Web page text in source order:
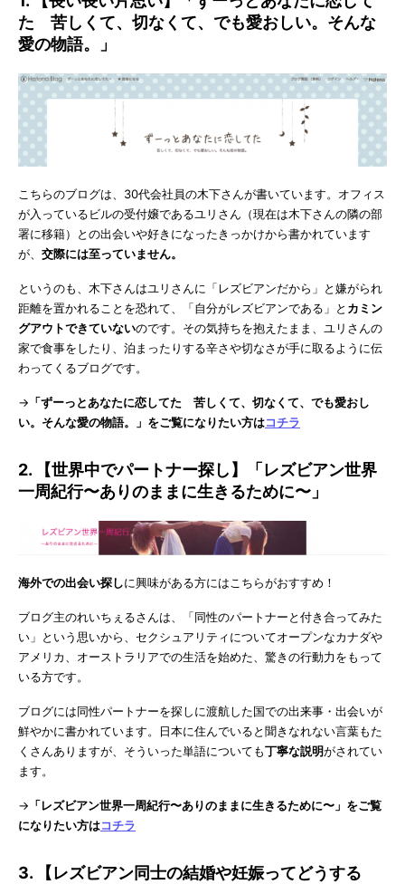
た 苦しくて、切なくて、でも愛おしい。そんな
愛の物語。」
こちらのブログは、30代会社員の木下さんが書いています。オフィス
が入っているビルの受付嬢であるユリさん（現在は木下さんの隣の部
署に移籍）との出会いや好きになったきっかけから書かれています
が、 交際には至っていません。
というのも、木下さんはユリさんに「レズビアンだから」と嫌がられ
距離を置かれることを恐れて、「自分がレズビアンである」と カミン
グアウトできていないのです。その気持ちを抱えたまま、ユリさんの
家で食事をしたり、泊まったりする辛さや切なさが手に取るように伝
わってくるブログです。
→ 「ずーっとあなたに恋してた 苦しくて、切なくて、でも愛おし
い。そんな愛の物語。」をご覧になりたい方はコチラ
2. 【世界中でパートナー探し】「レズビアン世界
一周紀行〜ありのままに生きるために〜」
海外での出会い探しに興味がある方にはこちらがおすすめ！
ブログ主のれいちぇるさんは、「同性のパートナーと付き合ってみた
い」という思いから、セクシュアリティについてオープンなカナダや
アメリカ、オーストラリアでの生活を始めた、驚きの行動力をもって
いる方です。
ブログには同性パートナーを探しに渡航した国での出来事・出会いが
鮮やかに書かれています。日本に住んでいると聞きなれない言葉もた
くさんありますが、そういった単語についても丁寧な説明がされてい
ます。
→ 「レズビアン世界一周紀行〜ありのままに生きるために〜」をご覧
になりたい方はコチラ
3. 【レズビアン同士の結婚や妊娠ってどうする